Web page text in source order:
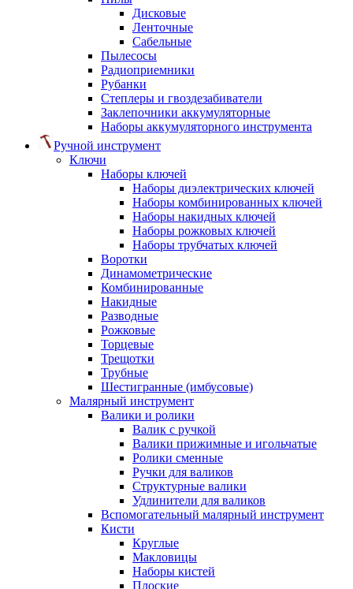
Дисковые
Ленточные
Сабельные
Пылесосы
Радиоприемники
Рубанки
Степлеры и гвоздезабиватели
Заклепочники аккумуляторные
Наборы аккумуляторного инструмента
Ручной инструмент
Ключи
Наборы ключей
Наборы диэлектрических ключей
Наборы комбинированных ключей
Наборы накидных ключей
Наборы рожковых ключей
Наборы трубчатых ключей
Воротки
Динамометрические
Комбинированные
Накидные
Разводные
Рожковые
Торцевые
Трещотки
Трубные
Шестигранные (имбусовые)
Малярный инструмент
Валики и ролики
Валик с ручкой
Валики прижимные и игольчатые
Ролики сменные
Ручки для валиков
Структурные валики
Удлинители для валиков
Вспомогательный малярный инструмент
Кисти
Круглые
Макловицы
Наборы кистей
Плоские